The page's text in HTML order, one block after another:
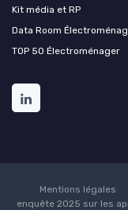
Kit média et RP
Data Room
TOP 50 Électroménager
Mentions légales
enquête 2025 sur les